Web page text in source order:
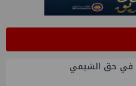
في حق الشيمي